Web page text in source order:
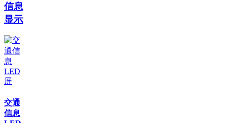
信息
显示
交通
信息